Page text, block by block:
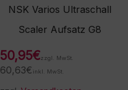
NSK Varios Ultraschall
Scaler Aufsatz G8
50,95€zzgl. MwSt.
60,63€ inkl. MwSt.